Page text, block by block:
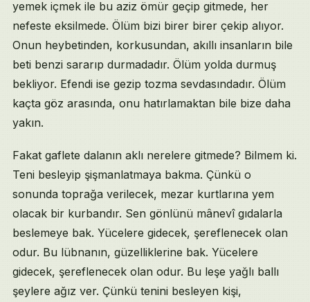
yemek içmek ile bu aziz ömür geçip gitmede, her
nefeste eksilmede. Ölüm bizi birer birer çekip alıyor.
Onun heybetinden, korkusundan, akıllı insanların bile
beti benzi sararıp durmadadır. Ölüm yolda durmuş
bekliyor. Efendi ise gezip tozma sevdasındadır. Ölüm
kaçta göz arasında, onu hatırlamaktan bile bize daha
yakın.
Fakat gaflete dalanın aklı nerelere gitmede? Bilmem ki.
Teni besleyip şişmanlatmaya bakma. Çünkü o
sonunda toprağa verilecek, mezar kurtlarına yem
olacak bir kurbandır. Sen gönlünü mânevî gıdalarla
beslemeye bak. Yücelere gidecek, şereflenecek olan
odur. Bu lübnanın, güzelliklerine bak. Yücelere
gidecek, şereflenecek olan odur. Bu leşe yağlı ballı
şeylere ağız ver. Çünkü tenini besleyen kişi,